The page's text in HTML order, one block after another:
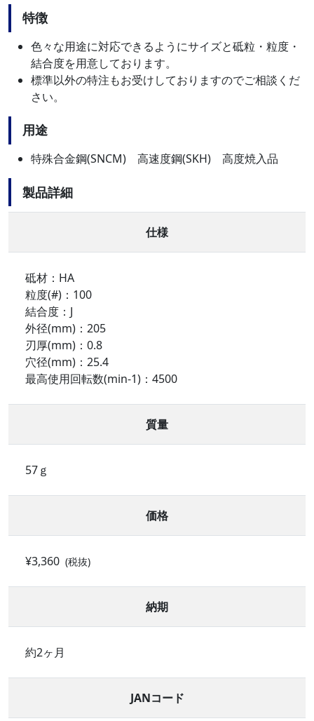
特徴
色々な用途に対応できるようにサイズと砥粒・粒度・
結合度を用意しております。
標準以外の特注もお受けしておりますのでご相談くだ
さい。
用途
特殊合金鋼(SNCM) 高速度鋼(SKH) 高度焼入品
製品詳細
仕様
砥材：HA
粒度(#)：100
結合度：J
外径(mm)：205
刃厚(mm)：0.8
穴径(mm)：25.4
最高使用回転数(min-1)：4500
質量
57ｇ
価格
¥3,360 (税抜)
納期
約2ヶ月
JANコード